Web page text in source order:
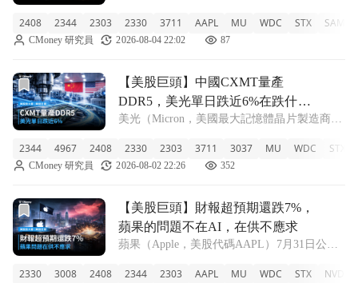
調至「減碼」，目標價290美元，理由是記憶
體漲價將持續侵蝕毛利率。問題是：需求還
2408 2344 2303 2330 3711 AAPL MU WDC STX
CMoney 研究員 2026-08-04 22:02 87
前往【美股巨頭】中國CXMT量產DDR5，美光單日跌近6%
【美股巨頭】中國CXMT量產
DDR5，美光單日跌近6%在跌什
麼？
美光（Micron，美國最大記憶體晶片製造商）
新定價的問題只有一個：中國長鑫存儲
（CXMT）大量生產DDR5的能力，到底有多
2344 4967 2408 2330 2303 3711 3037 MU WDC STX
CMoney 研究員 2026-08-02 22:26 352
前往【美股巨頭】財報超預期還跌7%，蘋果的問題不在AI，
【美股巨頭】財報超預期還跌7%，
蘋果的問題不在AI，在供不應求
蘋果（Apple，美股代碼AAPL）7月31日公布
股盈餘2.02美元，雙雙超越市場預期。但股價
2330 3008 2408 2344 2303 AAPL MU WDC STX NVDA